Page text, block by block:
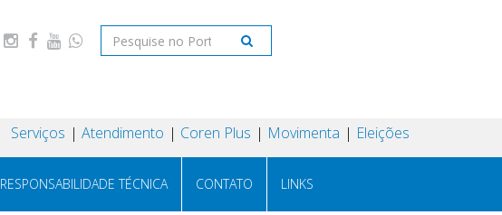
Serviços Atendimento Coren Plus Movimenta Eleições
RESPONSABILIDADE TÉCNICA CONTATO LINKS